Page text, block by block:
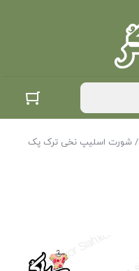
/ شورت اسلیپ نخی ترک پک